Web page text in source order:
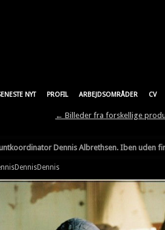
NYT PROFIL ARBEJDSOMRÅDER CV
← Billeder fra forskellige
Dennis Albrethsen. Iben uden